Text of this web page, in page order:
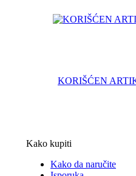
KORIŠĆEN
Kako kupiti
Kako da naručite